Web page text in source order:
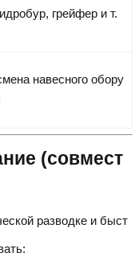
грейфер и т.
навесного обору
(совмест
разводке и быст